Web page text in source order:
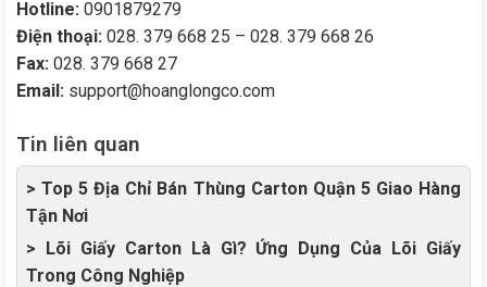
Hotline: 0901879279
Điện thoại: 028. 379 668 25 – 028. 379 668 26
Fax: 028. 379 668 27
Email: support@hoanglongco.com
Tin liên quan
> Top 5 Địa Chỉ Bán Thùng Carton Quận 5 Giao Hàng
Tận Nơi
> Lõi Giấy Carton Là Gì? Ứng Dụng Của Lõi Giấy
Trong Công Nghiệp